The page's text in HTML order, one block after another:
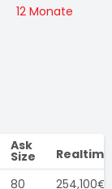
12 Monate
Ask
Size
80 254,100€